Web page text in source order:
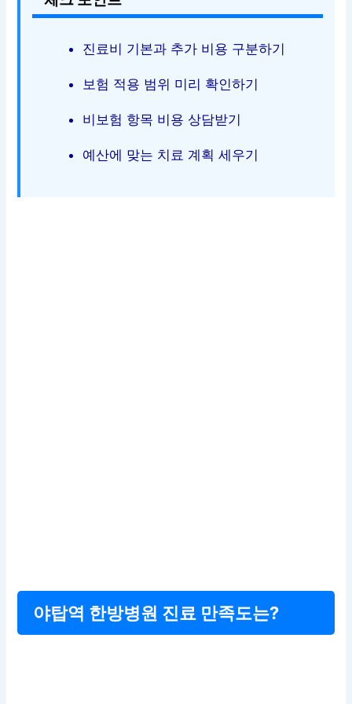
진료비 기본과 추가 비용 구분하기
보험 적용 범위 미리 확인하기
비보험 항목 비용 상담받기
예산에 맞는 치료 계획 세우기
야탑역 한방병원 진료 만족도는?